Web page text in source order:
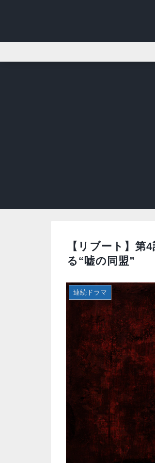
【リブート】第
る“嘘の同盟”
連続ドラマ